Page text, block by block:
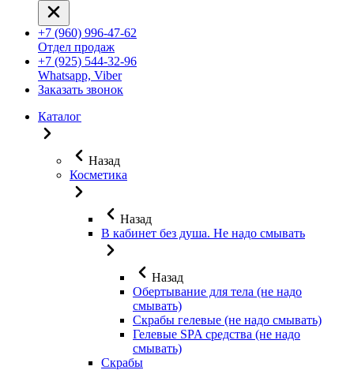
+7 (960) 996-47-62
Отдел продаж
+7 (925) 544-32-96
Whatsapp, Viber
Заказать звонок
Каталог
Назад
Косметика
Назад
В кабинет без душа. Не надо смывать
Назад
Обертывание для тела (не надо
смывать)
Скрабы гелевые (не надо смывать)
Гелевые SPA средства (не надо
смывать)
Скрабы